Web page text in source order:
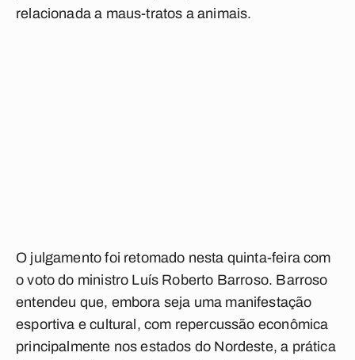
relacionada a maus-tratos a animais.
O julgamento foi retomado nesta quinta-feira com
o voto do ministro Luís Roberto Barroso. Barroso
entendeu que, embora seja uma manifestação
esportiva e cultural, com repercussão econômica
principalmente nos estados do Nordeste, a prática